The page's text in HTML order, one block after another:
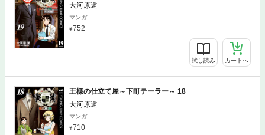
大河原遁
マンガ
752
試し読み カートへ
王様の仕立て屋～下町テーラー～ 18
大河原遁
マンガ
710